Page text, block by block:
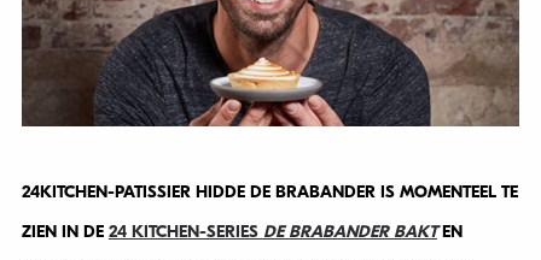
24KITCHEN-PATISSIER HIDDE DE BRABANDER IS MOMENTEEL TE
ZIEN IN DE 24 KITCHEN-SERIES DE BRABANDER BAKTEN